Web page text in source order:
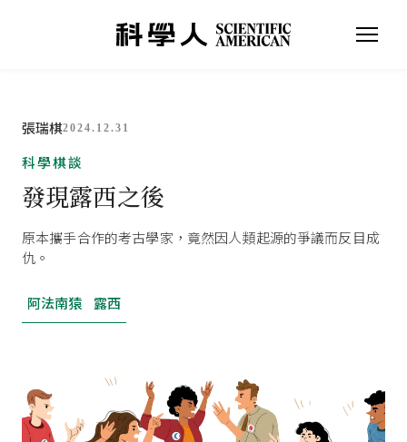
張瑞棋2024.12.31
科學棋談
發現露西之後
原本攜手合作的考古學家，竟然因人類起源的爭議而反目成
仇。
阿法南猿 露西